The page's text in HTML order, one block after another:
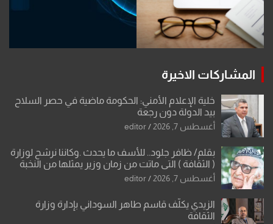
المشاركات الاخيرة
خلية الإعلام الأمني: الحكومة ماضية في حصر السلاح
بيد الدولة دون رجعة
أغسطس 7, 2026 editor
بقلم/ ظافر جلود.. للأسف ما يحدث .وكاننا نرشح لوزارة
( الثقافة ) التي ماتت من زمان وزير يمثلها من النخبة
والإرث العظيم للثقافة العراقية..
أغسطس 7, 2026 editor
الزيدي يكلّف قاسم طاهر السوداني بإدارة وزارة
الثقافة